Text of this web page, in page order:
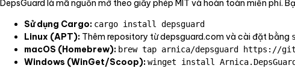
DepsGuard là mã nguồn mở theo giấy phép MIT và hoàn toàn miễn phí.
Sử dụng Cargo: cargo install depsguard
Linux (APT): Thêm repository từ depsguard.com và cài đặt bằng
macOS (Homebrew): brew tap arnica/depsguard https://
Windows (WinGet/Scoop):winget install Arnica.DepsGuard